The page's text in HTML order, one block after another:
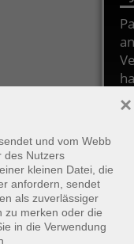
lacus. Duis dignissim
erat volutpat. Integer
nec consectetur
et fermentum
vel nibh. Praesent
purus posuere non.
und vom Webb
des Nutzers
kleinen Datei, die
anfordern, sendet
als zuverlässiger
zu merken oder die
in die Verwendung
×